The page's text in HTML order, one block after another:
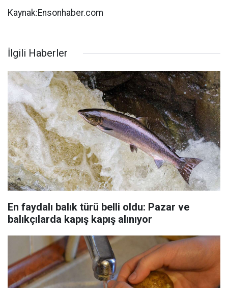
Kaynak:Ensonhaber.com
İlgili Haberler
En faydalı balık türü belli oldu: Pazar ve
balıkçılarda kapış kapış alınıyor